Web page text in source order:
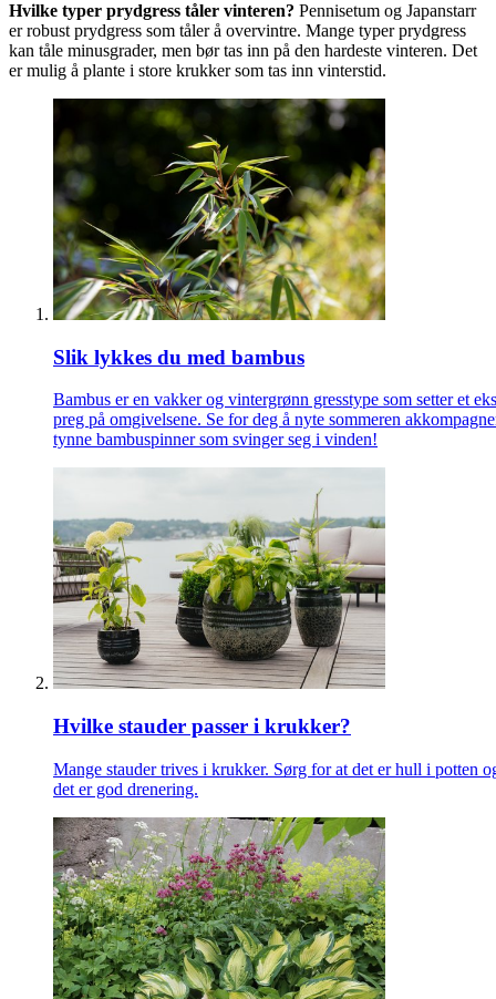
Hvilke typer prydgress tåler vinteren? Pennisetum og Japanstarr
er robust prydgress som tåler å overvintre. Mange typer prydgress
kan tåle minusgrader, men bør tas inn på den hardeste vinteren. Det
er mulig å plante i store krukker som tas inn vinterstid.
Slik lykkes du med bambus
Bambus er en vakker og vintergrønn gresstype som setter et
preg på omgivelsene. Se for deg å nyte sommeren
tynne bambuspinner som svinger seg i vinden!
Hvilke stauder passer i krukker?
Mange stauder trives i krukker. Sørg for at det er hull i potten
det er god drenering.